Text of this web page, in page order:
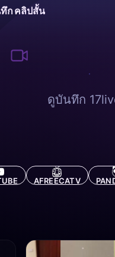
ก คลิปสั้น
ดูบันทึก
AFREECATV